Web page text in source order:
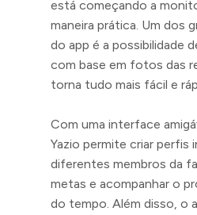
está começando a
maneira prática. Um dos
do app é a possibilidade
com base em fotos das
torna tudo mais fácil e
Com uma interface
Yazio permite criar perfis
diferentes membros da
metas e acompanhar o
do tempo. Além disso, o